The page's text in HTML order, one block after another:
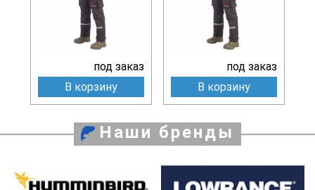
под заказ
В корзину
под заказ
В корзину
Наши бренды